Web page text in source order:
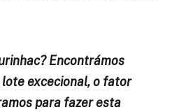
Encontrámos
excecional, o fator
para fazer esta